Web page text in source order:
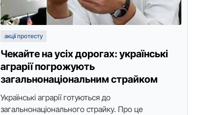
акції протесту
Чекайте на усіх дорогах: українські
аграрії погрожують
загальнонаціональним страйком
Українські аграрії готуються до
загальнонаціонального страйку. Про це